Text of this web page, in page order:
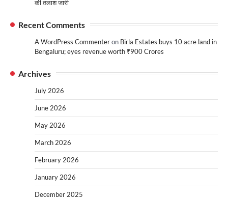
की तलाश जारी
Recent Comments
A WordPress Commenteron Birla Estates buys 10 acre land in
Bengaluru; eyes revenue worth ₹900 Crores
Archives
July 2026
June 2026
May 2026
March 2026
February 2026
January 2026
December 2025